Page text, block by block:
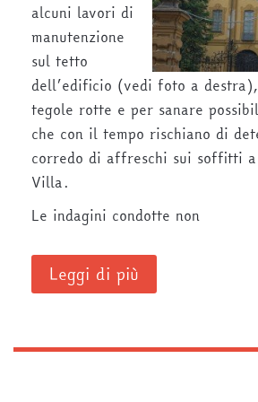
alcuni lavori di
manutenzione
sul tetto
dell’edificio (vedi foto a
tegole rotte e per sanare
che con il tempo rischiano di
corredo di affreschi sui soffitti
Villa.
Le indagini condotte non
Leggi di più